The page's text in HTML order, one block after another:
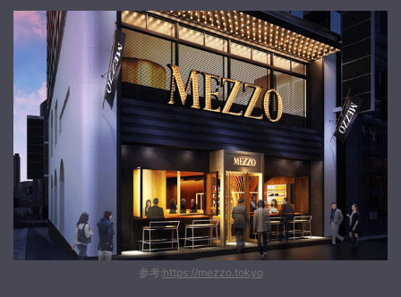
参考:https://mezzo.tokyo